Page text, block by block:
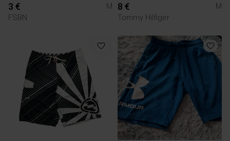
3 €
M
FSBN
8 €
M
Tommy Hilfiger